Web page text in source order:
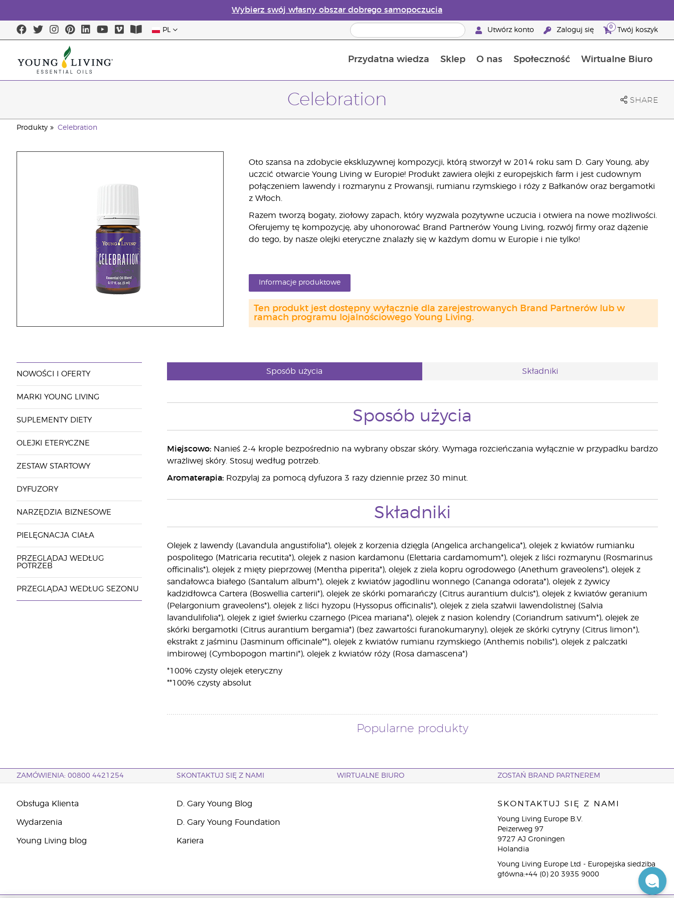
Wybierz swój własny obszar dobrego samopoczucia
PL Utwórz konto Zaloguj się 0 Twój koszyk
Przydatna wiedza Sklep O nas Społeczność Wirtualne Biuro
Celebration SHARE
Produkty Celebration
Oto szansa na zdobycie ekskluzywnej kompozycji, którą stworzył w 2014 roku sam D. Gary Young, aby
uczcić otwarcie Young Living w Europie! Produkt zawiera olejki z europejskich farm i jest cudownym
połączeniem lawendy i rozmarynu z Prowansji, rumianu rzymskiego i róży z Bałkanów oraz bergamotki
z Włoch.
Razem tworzą bogaty, ziołowy zapach, który wyzwala pozytywne uczucia i otwiera na nowe możliwości.
Oferujemy tę kompozycję, aby uhonorować Brand Partnerów Young Living, rozwój firmy oraz dążenie
do tego, by nasze olejki eteryczne znalazły się w każdym domu w Europie i nie tylko!
Informacje produktowe
Ten produkt jest dostępny wyłącznie dla zarejestrowanych Brand Partnerów lub w
ramach programu lojalnościowego Young Living.
NOWOŚCI I OFERTY
MARKI YOUNG LIVING
SUPLEMENTY DIETY
OLEJKI ETERYCZNE
ZESTAW STARTOWY
DYFUZORY
NARZĘDZIA BIZNESOWE
PIELĘGNACJA CIAŁA
PRZEGLĄDAJ WEDŁUG
POTRZEB
PRZEGLĄDAJ WEDŁUG SEZONU
Sposób użycia Składniki
Sposób użycia
Miejscowo:Nanieś 2-4 krople bezpośrednio na wybrany obszar skóry. Wymaga rozcieńczania wyłącznie w przypadku bardzo
wrażliwej skóry. Stosuj według potrzeb.
Aromaterapia:Rozpylaj za pomocą dyfuzora 3 razy dziennie przez 30 minut.
Składniki
Olejek z lawendy (Lavandula angustifolia*), olejek z korzenia dzięgla (Angelica archangelica*), olejek z kwiatów rumianku
pospolitego (Matricaria recutita*), olejek z nasion kardamonu (Elettaria cardamomum*), olejek z liści rozmarynu (Rosmarinus
officinalis*), olejek z mięty pieprzowej (Mentha piperita*), olejek z ziela kopru ogrodowego (Anethum graveolens*), olejek z
sandałowca białego (Santalum album*), olejek z kwiatów jagodlinu wonnego (Cananga odorata*), olejek z żywicy
kadzidłowca Cartera (Boswellia carterii*), olejek ze skórki pomarańczy (Citrus aurantium dulcis*), olejek z kwiatów geranium
(Pelargonium graveolens*), olejek z liści hyzopu (Hyssopus officinalis*), olejek z ziela szałwii lawendolistnej (Salvia
lavandulifolia*), olejek z igieł świerku czarnego (Picea mariana*), olejek z nasion kolendry (Coriandrum sativum*), olejek ze
skórki bergamotki (Citrus aurantium bergamia*) (bez zawartości furanokumaryny), olejek ze skórki cytryny (Citrus limon*),
ekstrakt z jaśminu (Jasminum officinale**), olejek z kwiatów rumianu rzymskiego (Anthemis nobilis*), olejek z palczatki
imbirowej (Cymbopogon martini*), olejek z kwiatów róży (Rosa damascena*)
*100% czysty olejek eteryczny
**100% czysty absolut
Popularne produkty
ZAMÓWIENIA: 00800 4421254 SKONTAKTUJ SIĘ Z NAMI WIRTUALNE BIURO ZOSTAŃ BRAND PARTNEREM
Obsługa Klienta
Wydarzenia
Young Living blog
D. Gary Young Blog
D. Gary Young Foundation
Kariera
SKONTAKTUJ SIĘ Z NAMI
Young Living Europe B.V.
Peizerweg 97
9727 AJ Groningen
Holandia
Young Living Europe Ltd - Europejska siedziba
główna:+44 (0) 20 3935 9000